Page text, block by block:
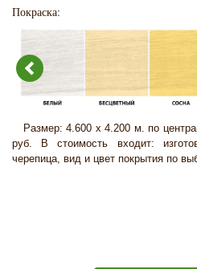
Покраска:
Размер: 4.600 х 4.200 м. по
руб. В стоимость входит:
черепица, вид и цвет покрытия по